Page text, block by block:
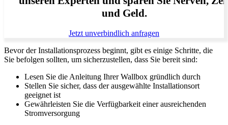
und Geld.
Jetzt unverbindlich anfragen
Bevor der Installationsprozess beginnt, gibt es einige Schritte, die
Sie befolgen sollten, um sicherzustellen, dass Sie bereit sind:
Lesen Sie die Anleitung Ihrer Wallbox gründlich durch
Stellen Sie sicher, dass der ausgewählte Installationsort
geeignet ist
Gewährleisten Sie die Verfügbarkeit einer ausreichenden
Stromversorgung